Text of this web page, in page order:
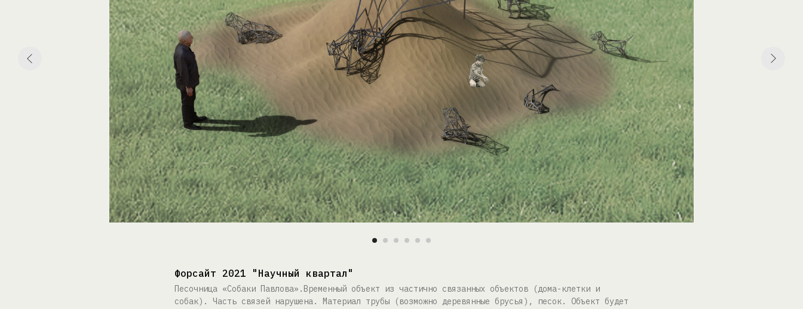
Форсайт 2021 "Научный квартал"
Песочница «Собаки Павлова».Временный объект из частично связанных объектов (дома-клетки и
собак). Часть связей нарушена. Материал трубы (возможно деревянные брусья), песок. Объект будет